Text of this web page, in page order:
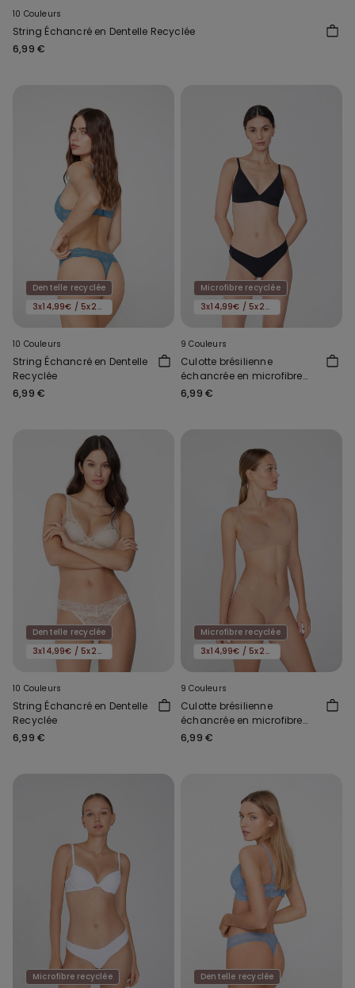
10 Couleurs
String Échancré en Dentelle Recyclée
6,99 €
Dentelle recyclée
3x14,99€ / 5x22,99€
10 Couleurs
String Échancré en Dentelle
Recyclée
6,99 €
Microfibre recyclée
3x14,99€ / 5x22,99€
9 Couleurs
Culotte brésilienne
échancrée en microfibre
recyclée sans coutures
6,99 €
Dentelle recyclée
3x14,99€ / 5x22,99€
10 Couleurs
String Échancré en Dentelle
Recyclée
6,99 €
Microfibre recyclée
3x14,99€ / 5x22,99€
9 Couleurs
Culotte brésilienne
échancrée en microfibre
recyclée sans coutures
6,99 €
Microfibre recyclée
Dentelle recyclée